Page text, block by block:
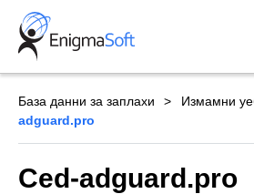
Skip
content
База данни за заплахи Измамни
adguard.pro
Ced-adguard.pro